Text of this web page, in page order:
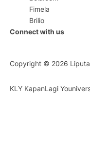
Fimela
Brilio
Connect with us
Copyright © 2026
KLY KapanLagi